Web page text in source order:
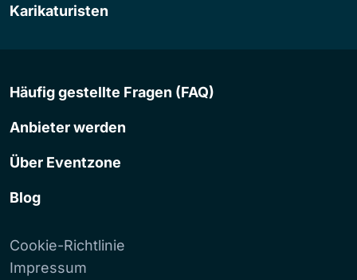
Karikaturisten
Häufig gestellte Fragen (FAQ)
Anbieter werden
Über Eventzone
Blog
Cookie-Richtlinie
Impressum